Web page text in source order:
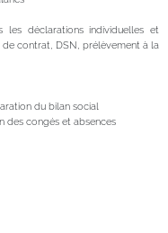
déclarations individuelles et
contrat, DSN, prélèvement à la
du bilan social
des congés et absences